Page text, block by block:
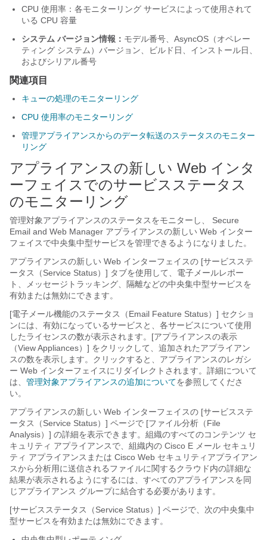
CPU 使用率：各モニターリング サービスによって使用されて
いる CPU 容量
システム バージョン情報： モデル番号、AsyncOS（オペレー
ティング システム）バージョン、ビルド日、インストール日、
およびシリアル番号
関連項目
キューの処理のモニターリング
CPU 使用率のモニターリング
管理アプライアンスからのデータ転送のステータスのモニター
リング
アプライアンスの新しい Web インタ
ーフェイスでのサービスステータス
のモニターリング
管理対象アプライアンスのステータスをモニターし、 Secure
Email and Web Manager アプライアンスの新しい Web インター
フェイスで中央集中型サービスを管理できるようになりました。
アプライアンスの新しい Web インターフェイスの [サービスステ
ータス（Service Status）] タブを使用して、電子メールレポー
ト、メッセージトラッキング、隔離などの中央集中型サービスを
有効または無効にできます。
[電子メール機能のステータス（Email Feature Status）] セクショ
ンには、有効になっているサービスと、各サービスについて使用
したライセンスの数が表示されます。 [アプライアンスの表示
（View Appliances）] をクリックして、追加されたアプライアン
スの数を表示します。 クリックすると、アプライアンスのレガシ
ー Web インターフェイスにリダイレクトされます。詳細について
は、 管理対象アプライアンスの追加についてを参照してくださ
い。
アプライアンスの新しい Web インターフェイスの [サービスステ
ータス（Service Status）] ページで [ファイル分析（File
Analysis）] の詳細を表示できます。組織のすべてのコンテンツ セ
キュリティ アプライアンスで、組織内の Cisco E メール セキュリ
ティ アプライアンスまたは Cisco Web セキュリティアプライアン
スから分析用に送信されるファイルに関するクラウド内の詳細な
結果が表示されるようにするには、すべてのアプライアンスを同
じアプライアンス グループに結合する必要があります。
[サービスステータス（Service Status）] ページで、次の中央集中
型サービスを有効または無効にできます。